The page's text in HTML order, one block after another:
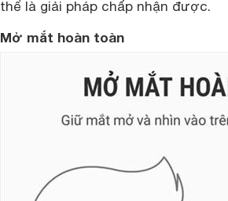
thể là giải pháp chấp nhận được.
Mở mắt hoàn toàn